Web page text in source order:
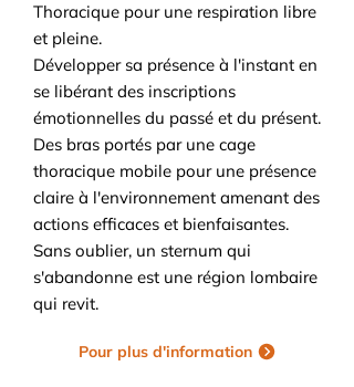
Thoracique pour une respiration libre
et pleine.
Développer sa présence à l'instant en
se libérant des inscriptions
émotionnelles du passé et du présent.
Des bras portés par une cage
thoracique mobile pour une présence
claire à l'environnement amenant des
actions efficaces et bienfaisantes.
Sans oublier, un sternum qui
s'abandonne est une région lombaire
qui revit.
Pour plus d'information